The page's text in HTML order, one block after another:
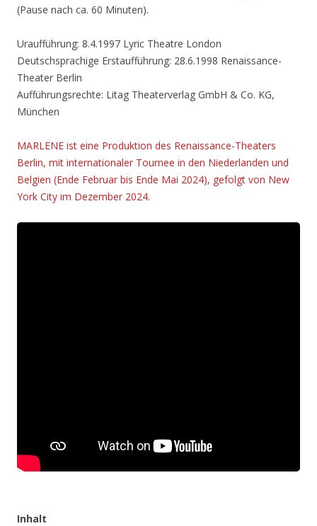
(Pause nach ca. 60 Minuten).
Uraufführung: 8.4.1997 Lyric Theatre London
Deutschsprachige Erstaufführung: 28.6.1998 Renaissance-
Theater Berlin
Aufführungsrechte: Litag Theaterverlag GmbH & Co. KG,
München
MARLENE ist eine Produktion des Renaissance-Theaters
Berlin, mit internationaler Tournee in den Niederlanden und
Belgien (Ende Februar bis Ende Mai 2024), gefolgt von New
York City im Dezember 2024.
Inhalt